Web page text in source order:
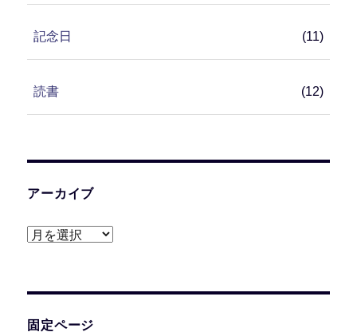
記念日 (11)
読書 (12)
アーカイブ
ア
ブ
固定ページ